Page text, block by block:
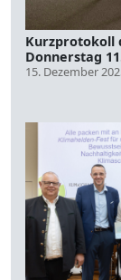
Kurzprotokoll
Donnerstag
15. Dezember